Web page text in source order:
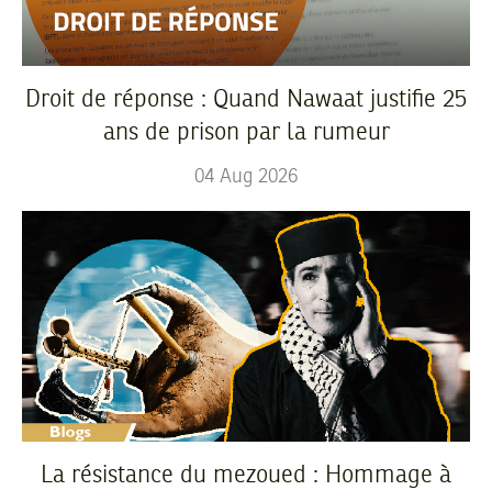
Droit de réponse : Quand Nawaat justifie 25
ans de prison par la rumeur
04 Aug 2026
La résistance du mezoued : Hommage à